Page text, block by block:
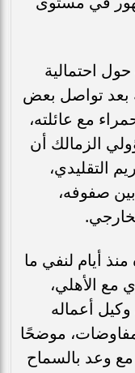
احتمالية
بعد تواصل بعض
مع عائلته،
الزمالك أن
التقليدي،
صفوفه،
أيام لنفي ما
مع الأهلي،
أعماله
موضحًا
مع وعد بالسماح